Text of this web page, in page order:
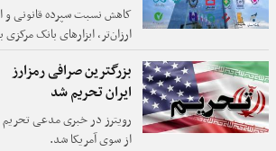
کاهش نسبت سپرده قانونی و
ارزان‌تر، ابزارهای بانک
مالی تولید و اشتغال اعلام
بزرگترین صرافی رمزارز
ایران تحریم شد
رویترز در خبری مدعی تحریم
از سوی آمریکا شد.